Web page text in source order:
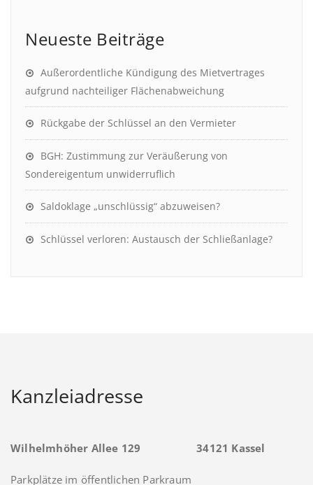
Neueste Beiträge
Außerordentliche Kündigung des Mietvertrages
aufgrund nachteiliger Flächenabweichung
Rückgabe der Schlüssel an den Vermieter
BGH: Zustimmung zur Veräußerung von
Sondereigentum unwiderruflich
Saldoklage „unschlüssig“ abzuweisen?
Schlüssel verloren: Austausch der Schließanlage?
Kanzleiadresse
Wilhelmhöher Allee 129 34121 Kassel
Parkplätze im öffentlichen Parkraum